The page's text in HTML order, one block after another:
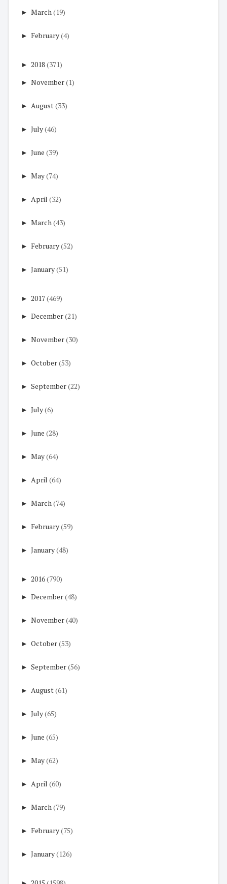
► March(19)
► February(4)
► 2018(371)
► November(1)
► August(33)
► July(46)
► June (39)
► May(74)
► April (32)
► March(43)
► February(52)
► January(51)
► 2017(469)
► December(21)
► November(30)
► October(53)
► September(22)
► July(6)
► June (28)
► May(64)
► April (64)
► March(74)
► February(59)
► January(48)
► 2016(790)
► December(48)
► November(40)
► October(53)
► September(56)
► August(61)
► July(65)
► June (65)
► May(62)
► April (60)
► March(79)
► February(75)
► January(126)